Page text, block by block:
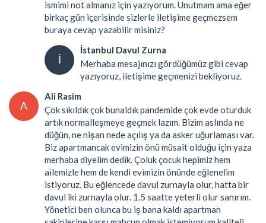
ismimi not almanız için yazıyorum. Unutmam ama eğer
birkaç gün içerisinde sizlerle iletişime geçmezsem
buraya cevap yazabilir misiniz?
İ
İstanbul Davul Zurna
Merhaba mesajınızı gördüğümüz gibi cevap
yazıyoruz, iletişime geçmenizi bekliyoruz.
A
Ali Rasim
Çok sıkıldık çok bunaldık pandemide çok evde oturduk
artık normalleşmeye geçmek lazım. Bizim aslında ne
düğün, ne nişan nede açılış ya da asker uğurlaması var.
Biz apartmancak evimizin önü müsait olduğu için yaza
merhaba diyelim dedik. Çoluk çocuk hepimiz hem
ailemizle hem de kendi evimizin önünde eğlenelim
istiyoruz. Bu eğlencede davul zurnayla olur, hatta bir
davul iki zurnayla olur. 1.5 saatte yeterli olur sanırım.
Yönetici ben olunca bu iş bana kaldı apartman